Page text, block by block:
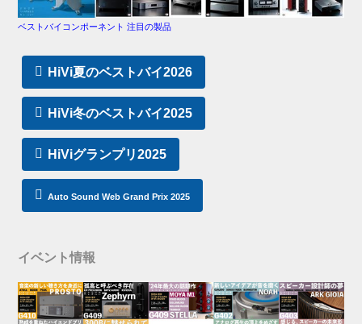
ベストバイコンポーネント 注目の製品
HiVi夏のベストバイ2026
HiVi冬のベストバイ2025
HiViグランプリ2025
Auto Sound Web Grand Prix 2025
イベント情報